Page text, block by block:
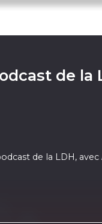
de la
de la LDH,